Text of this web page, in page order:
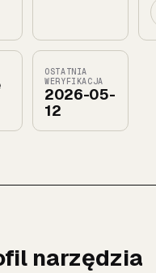
OSTATNIA
WERYFIKACJA
2026-05-
12
narzędzia